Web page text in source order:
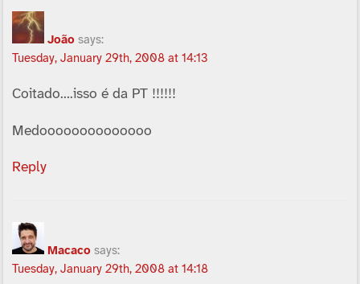
João says:
Tuesday, January 29th, 2008 at 14:13
Coitado….isso é da PT !!!!!!
Medoooooooooooooo
Reply
Macaco says:
Tuesday, January 29th, 2008 at 14:18